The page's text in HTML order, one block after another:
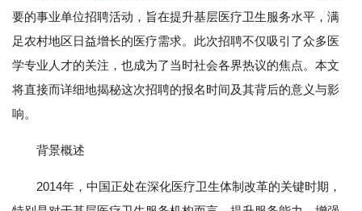
要的事业单位招聘活动，旨在提升基层医疗卫生服务水平，满
足农村地区日益增长的医疗需求。此次招聘不仅吸引了众多医
学专业人才的关注，也成为了当时社会各界热议的焦点。本文
将直接而详细地揭秘这次招聘的报名时间及其背后的意义与影
响。
背景概述
2014年，中国正处在深化医疗卫生体制改革的关键时期，